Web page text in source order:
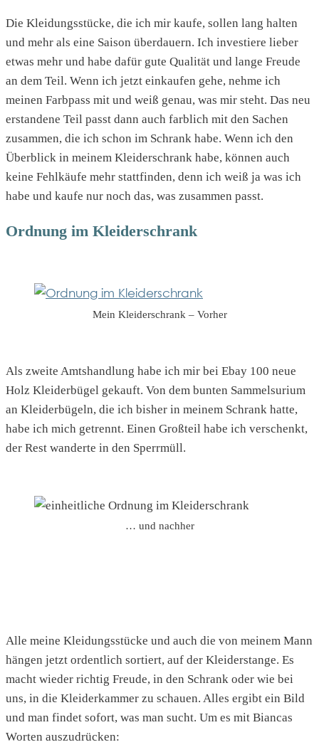
Die Kleidungsstücke, die ich mir kaufe, sollen lang halten
und mehr als eine Saison überdauern. Ich investiere lieber
etwas mehr und habe dafür gute Qualität und lange Freude
an dem Teil. Wenn ich jetzt einkaufen gehe, nehme ich
meinen Farbpass mit und weiß genau, was mir steht. Das neu
erstandene Teil passt dann auch farblich mit den Sachen
zusammen, die ich schon im Schrank habe. Wenn ich den
Überblick in meinem Kleiderschrank habe, können auch
keine Fehlkäufe mehr stattfinden, denn ich weiß ja was ich
habe und kaufe nur noch das, was zusammen passt.
Ordnung im Kleiderschrank
Mein Kleiderschrank – Vorher
Als zweite Amtshandlung habe ich mir bei Ebay 100 neue
Holz Kleiderbügel gekauft. Von dem bunten Sammelsurium
an Kleiderbügeln, die ich bisher in meinem Schrank hatte,
habe ich mich getrennt. Einen Großteil habe ich verschenkt,
der Rest wanderte in den Sperrmüll.
… und nachher
Alle meine Kleidungsstücke und auch die von meinem Mann
hängen jetzt ordentlich sortiert, auf der Kleiderstange. Es
macht wieder richtig Freude, in den Schrank oder wie bei
uns, in die Kleiderkammer zu schauen. Alles ergibt ein Bild
und man findet sofort, was man sucht. Um es mit Biancas
Worten auszudrücken: